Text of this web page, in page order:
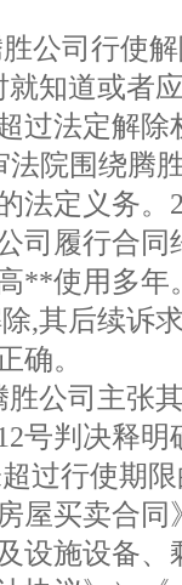
公司行使
知道或者
过法定解
院围绕腾
法定义务。
司履行合同
**使用多年
,其后续诉
确。
公司主张
号判决释明
过行使期
屋买卖合同
设施设备